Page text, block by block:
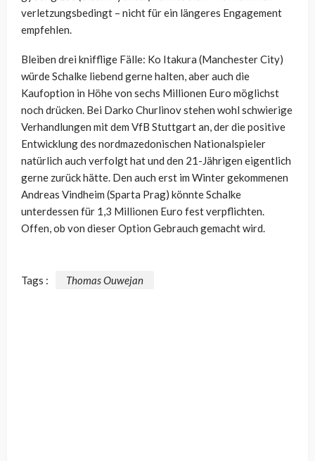
verletzungsbedingt – nicht für ein längeres Engagement
empfehlen.
Bleiben drei knifflige Fälle: Ko Itakura (Manchester City)
würde Schalke liebend gerne halten, aber auch die
Kaufoption in Höhe von sechs Millionen Euro möglichst
noch drücken. Bei Darko Churlinov stehen wohl schwierige
Verhandlungen mit dem VfB Stuttgart an, der die positive
Entwicklung des nordmazedonischen Nationalspieler
natürlich auch verfolgt hat und den 21-Jährigen eigentlich
gerne zurück hätte. Den auch erst im Winter gekommenen
Andreas Vindheim (Sparta Prag) könnte Schalke
unterdessen für 1,3 Millionen Euro fest verpflichten.
Offen, ob von dieser Option Gebrauch gemacht wird.
Tags : Thomas Ouwejan